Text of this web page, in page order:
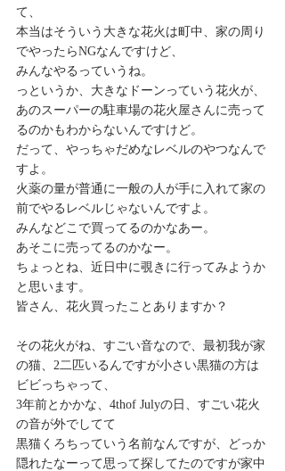
て、
本当はそういう大きな花火は町中、家の周り
でやったらNGなんですけど、
みんなやるっていうね。
っというか、大きなドーンっていう花火が、
あのスーパーの駐車場の花火屋さんに売って
るのかもわからないんですけど。
だって、やっちゃだめなレベルのやつなんで
すよ。
火薬の量が普通に一般の人が手に入れて家の
前でやるレベルじゃないんですよ。
みんなどこで買ってるのかなあー。
あそこに売ってるのかなー。
ちょっとね、近日中に覗きに行ってみようか
と思います。
皆さん、花火買ったことありますか？
その花火がね、すごい音なので、最初我が家
の猫、2二匹いるんですが小さい黒猫の方は
ビビっちゃって、
3年前とかかな、4thof Julyの日、すごい花火
の音が外でしてて
黒猫くろちっていう名前なんですが、どっか
隠れたなーって思って探してたのですが家中